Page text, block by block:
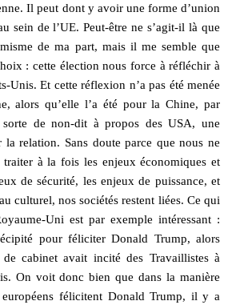
Il peut dont y avoir une forme d’union
sein de l’UE. Peut-être ne s’agit-il là que
de ma part, mais il me semble que
: cette élection nous force à réfléchir à
Unis. Et cette réflexion n’a pas été menée
alors qu’elle l’a été pour la Chine, par
de non-dit à propos des USA, une
la relation. Sans doute parce que nous ne
traiter à la fois les enjeux économiques et
de sécurité, les enjeux de puissance, et
culturel, nos sociétés restent liées. Ce qui
Uni est par exemple intéressant :
pour féliciter Donald Trump, alors
cabinet avait incité des Travaillistes à
On voit donc bien que dans la manière
européens félicitent Donald Trump, il y a